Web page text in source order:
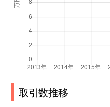
取引数推移